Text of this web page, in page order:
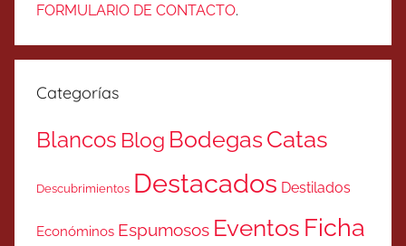
FORMULARIO DE CONTACTO.
Categorías
Blancos Blog BodegasCatas
Descubrimientos Destacados Destilados
Económinos Espumosos Eventos Ficha